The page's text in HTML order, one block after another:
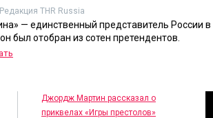
THR Russia
— единственный представитель России в
был отобран из сотен претендентов.
Джордж Мартин рассказал о
приквелах «Игры престолов»